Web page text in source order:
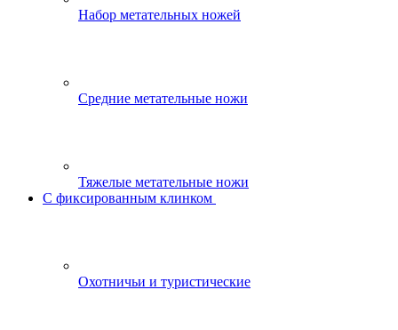
Набор метательных ножей
Средние метательные ножи
Тяжелые метательные ножи
С фиксированным клинком
Охотничьи и туристические